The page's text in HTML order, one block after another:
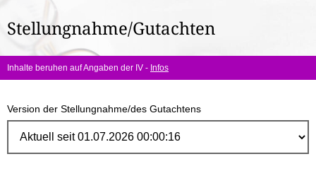
hier:
Stellungnahme/Gutachten
Inhalte beruhen auf Angaben der IV - Infos
Version der Stellungnahme/des Gutachtens